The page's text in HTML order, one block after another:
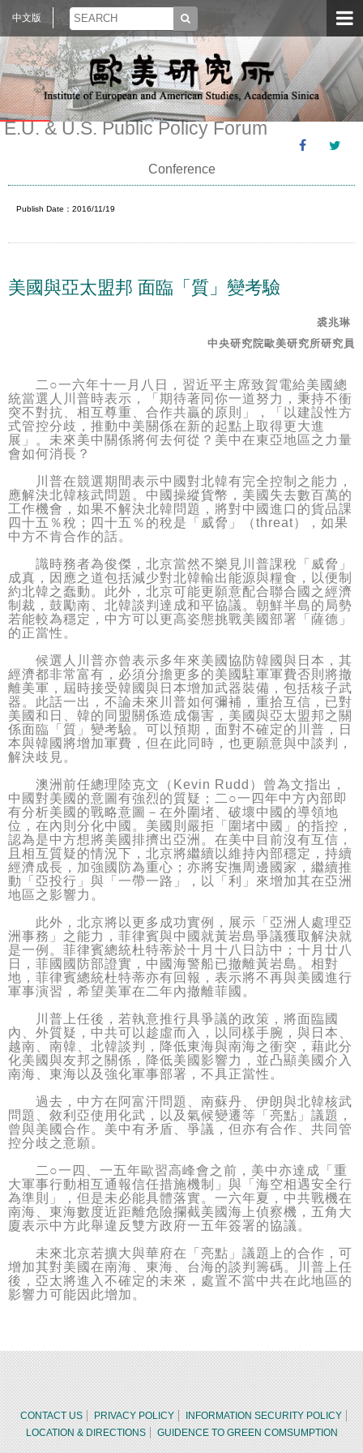
中文版
E.U. & U.S. Public Policy Forum
Conference
Publish Date：2016/11/19
美國與亞太盟邦 面臨「質」變考驗
裘兆琳
中央研究院歐美研究所研究員
二○一六年十一月八日，習近平主席致賀電給美國總
統當選人川普時表示，「期待著同你一道努力，秉持不衝
突不對抗、相互尊重、合作共贏的原則」，「以建設性方
式管控分歧，推動中美關係在新的起點上取得更大進
展」。未來美中關係將何去何從？美中在東亞地區之力量
會如何消長？
川普在競選期間表示中國對北韓有完全控制之能力，
應解決北韓核武問題。中國操縱貨幣，美國失去數百萬的
工作機會，如果不解決北韓問題，將對中國進口的貨品課
四十五％稅；四十五％的稅是「威脅」（threat），如果
中方不肯合作的話。
識時務者為俊傑，北京當然不樂見川普課稅「威脅」
成真，因應之道包括減少對北韓輸出能源與糧食，以便制
約北韓之蠢動。此外，北京可能更願意配合聯合國之經濟
制裁，鼓勵南、北韓談判達成和平協議。朝鮮半島的局勢
若能較為穩定，中方可以更高姿態挑戰美國部署「薩德」
的正當性。
候選人川普亦曾表示多年來美國協防韓國與日本，其
經濟都非常富有，必須分擔更多的美國駐軍軍費否則將撤
離美軍，屆時接受韓國與日本增加武器裝備，包括核子武
器。此話一出，不論未來川普如何彌補，重拾互信，已對
美國和日、韓的同盟關係造成傷害，美國與亞太盟邦之關
係面臨「質」變考驗。可以預期，面對不確定的川普，日
本與韓國將增加軍費，但在此同時，也更願意與中談判，
解決歧見。
澳洲前任總理陸克文（Kevin Rudd）曾為文指出，
中國對美國的意圖有強烈的質疑；二○一四年中方內部即
有分析美國的戰略意圖－在外圍堵、破壞中國的導領地
位，在內則分化中國。美國則嚴拒「圍堵中國」的指控，
認為是中方想將美國排擠出亞洲。在美中目前沒有互信，
且相互質疑的情況下，北京將繼續以維持內部穩定，持續
經濟成長，加強國防為重心；亦將安撫周邊國家，繼續推
動「亞投行」與「一帶一路」，以「利」來增加其在亞洲
地區之影響力。
此外，北京將以更多成功實例，展示「亞洲人處理亞
洲事務」之能力，菲律賓與中國就黃岩島爭議獲取解決就
是一例。菲律賓總統杜特蒂於十月十八日訪中；十月廿八
日，菲國國防部證實，中國海警船已撤離黃岩島。相對
地，菲律賓總統杜特蒂亦有回報，表示將不再與美國進行
軍事演習，希望美軍在二年內撤離菲國。
川普上任後，若執意推行具爭議的政策，將面臨國
內、外質疑，中共可以趁虛而入，以同樣手腕，與日本、
越南、南韓、北韓談判，降低東海與南海之衝突，藉此分
化美國與友邦之關係，降低美國影響力，並凸顯美國介入
南海、東海以及強化軍事部署，不具正當性。
過去，中方在阿富汗問題、南蘇丹、伊朗與北韓核武
問題、敘利亞使用化武，以及氣候變遷等「亮點」議題，
曾與美國合作。美中有矛盾、爭議，但亦有合作、共同管
控分歧之意願。
二○一四、一五年歐習高峰會之前，美中亦達成「重
大軍事行動相互通報信任措施機制」與「海空相遇安全行
為準則」，但是未必能具體落實。一六年夏，中共戰機在
南海、東海數度近距離危險攔截美國海上偵察機，五角大
廈表示中方此舉違反雙方政府一五年簽署的協議。
未來北京若擴大與華府在「亮點」議題上的合作，可
增加其對美國在南海、東海、台海的談判籌碼。川普上任
後，亞太將進入不確定的未來，處置不當中共在此地區的
影響力可能因此增加。
CONTACT US PRIVACY POLICY
INFORMATION SECURITY POLICY
LOCATION & DIRECTIONS
GUIDENCE TO GREEN COMSUMPTION